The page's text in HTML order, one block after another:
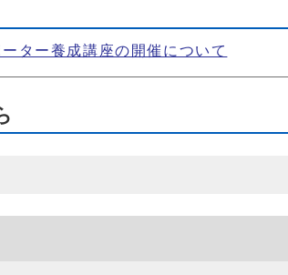
ター養成講座の開催について